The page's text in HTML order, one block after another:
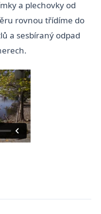
a plechovky od
rovnou třídíme do
a sesbíraný odpad